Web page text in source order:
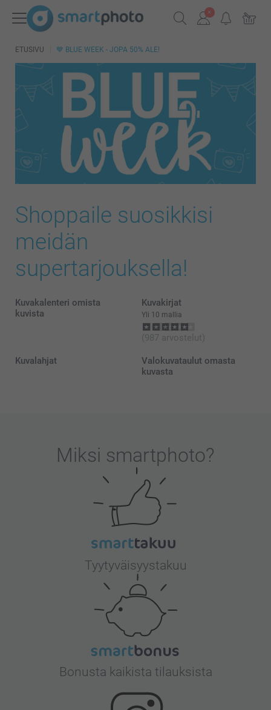
ETUSIVU 💙 BLUE WEEK - JOPA 50% ALE!
Shoppaile suosikkisi
meidän
supertarjouksella!
Kuvakalenteri omista
kuvista
Kuvakirjat
Yli 10 mallia
(987 arvostelut)
Kuvalahjat
Valokuvataulut omasta
kuvasta
Miksi smartphoto?
Tyytyväisyystakuu
Bonusta kaikista tilauksista